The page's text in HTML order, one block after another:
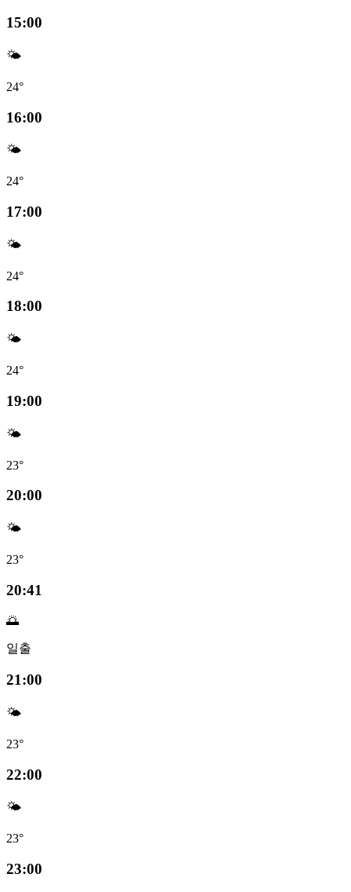
15:00
🌤️
24°
16:00
🌤️
24°
17:00
🌤️
24°
18:00
🌤️
24°
19:00
🌤️
23°
20:00
🌤️
23°
20:41
🌅
일출
21:00
🌤️
23°
22:00
🌤️
23°
23:00